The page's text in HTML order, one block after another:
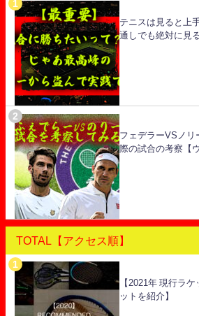
テニスは見ると上
通しでも絶対に見
フェデラーVSノリ
際の試合の考察【
TOTAL【アクセス順】
【2021年 現行ラケ
ットを紹介】